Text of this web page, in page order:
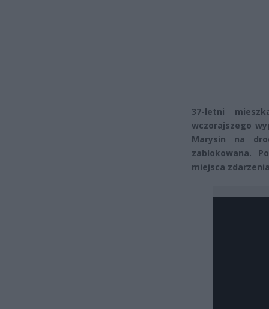
37-letni
wczorajszego
Marysin na
zablokowana.
miejsca